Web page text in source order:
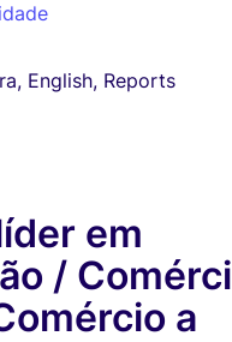
English, Reports
em
/
a